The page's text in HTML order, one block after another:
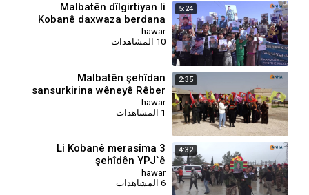
5:24
Malbatên dîlgirtiyan li
Kobanê daxwaza berdana
zarokên xwe kir
hawar
10 المشاهدات
2:35
Malbatên şehîdan
sansurkirina wêneyê Rêber
Abdullah Ocalan şermezar
kir
hawar
1 المشاهدات
4:32
⁣Li Kobanê merasîma 3
şehîdên YPJ`ê
hawar
6 المشاهدات